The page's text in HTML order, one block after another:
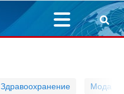
Здравоохранение Мода